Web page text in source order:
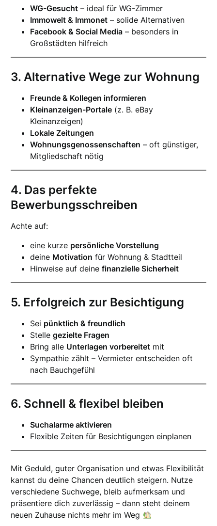
WG-Gesucht – ideal für WG-Zimmer
Immowelt & Immonet – solide Alternativen
Facebook & Social Media – besonders in
Großstädten hilfreich
3. Alternative Wege zur Wohnung
Freunde & Kollegen informieren
Kleinanzeigen-Portale (z. B. eBay
Kleinanzeigen)
Lokale Zeitungen
Wohnungsgenossenschaften – oft günstiger,
Mitgliedschaft nötig
4. Das perfekte
Bewerbungsschreiben
Achte auf:
eine kurze persönliche Vorstellung
deine Motivation für Wohnung & Stadtteil
Hinweise auf deinefinanzielle Sicherheit
5. Erfolgreich zur Besichtigung
Sei pünktlich & freundlich
Stellegezielte Fragen
Bring alle Unterlagen vorbereitet mit
Sympathie zählt – Vermieter entscheiden oft
nach Bauchgefühl
6. Schnell & flexibel bleiben
Suchalarme aktivieren
Flexible Zeiten für Besichtigungen einplanen
Mit Geduld, guter Organisation und etwas Flexibilität
kannst du deine Chancen deutlich steigern. Nutze
verschiedene Suchwege, bleib aufmerksam und
präsentiere dich zuverlässig – dann steht deinem
neuen Zuhause nichts mehr im Weg